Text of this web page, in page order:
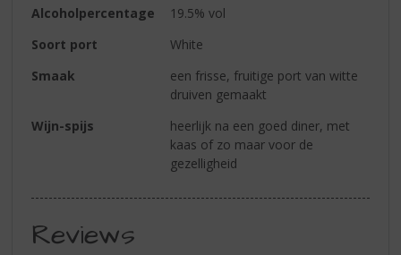
Alcoholpercentage
19.5% vol
Soort port
White
Smaak
een frisse, fruitige port van witte
druiven gemaakt
Wijn-spijs
heerlijk na een goed diner, met
kaas of zo maar voor de
gezelligheid
Reviews